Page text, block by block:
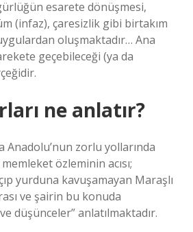
esarete dönüşmesi,
(infaz), çaresizlik gibi birtakım
oluşmaktadır… Ana
geçebileceği (ya da
ne anlatır?
Anadolu’nun zorlu yollarında
özleminin acısı;
yurduna kavuşamayan Maraşlı
ve şairin bu konuda
düşünceler” anlatılmaktadır.